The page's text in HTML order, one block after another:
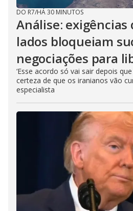
DO R7/HÁ 30 MINUTOS
Análise: exigências
lados bloqueiam
negociações para
‘Esse acordo só vai sair depois
certeza de que os iranianos vão
especialista